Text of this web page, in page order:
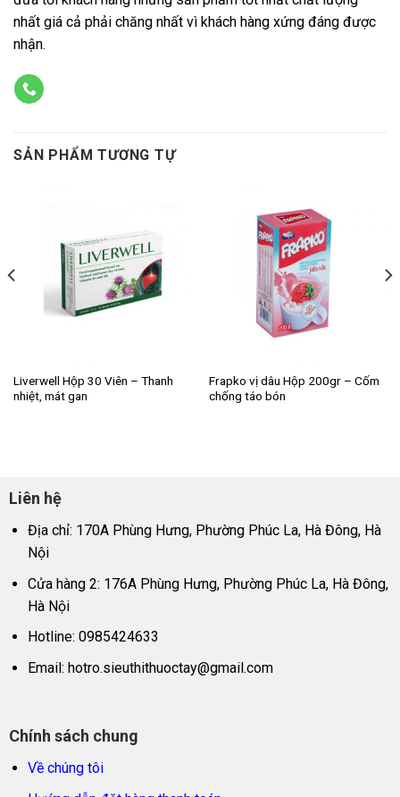
nhất giá cả phải chăng nhất vì khách hàng xứng đáng được
nhận.
SẢN PHẨM TƯƠNG TỰ
Liverwell Hộp 30 Viên – Thanh
nhiệt, mát gan
Frapko vị dâu Hộp 200gr – Cốm
chống táo bón
Liên hệ
Địa chỉ: 170A Phùng Hưng, Phường Phúc La, Hà Đông, Hà
Nội
Cửa hàng 2: 176A Phùng Hưng, Phường Phúc La, Hà Đông,
Hà Nội
Hotline: 0985424633
Email: hotro.sieuthithuoctay@gmail.com
Chính sách chung
Về chúng tôi